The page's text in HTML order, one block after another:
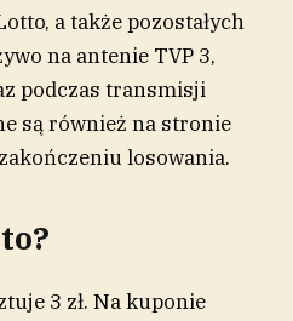
a także pozostałych
na antenie TVP 3,
podczas transmisji
są również na stronie
losowania.
3 zł. Na kuponie